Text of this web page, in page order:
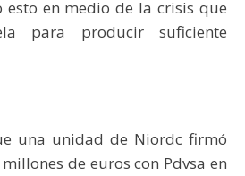
esto en medio de la crisis que
para producir suficiente
una unidad de Niordc firmó
de euros con Pdvsa en